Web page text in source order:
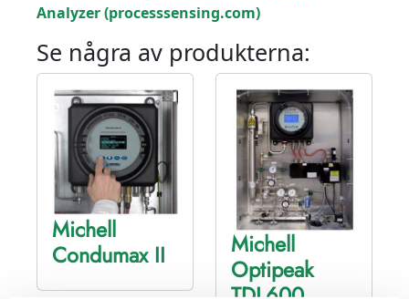
Analyzer (processsensing.com)
Se några av produkterna:
Michell
Condumax II
Michell
Optipeak